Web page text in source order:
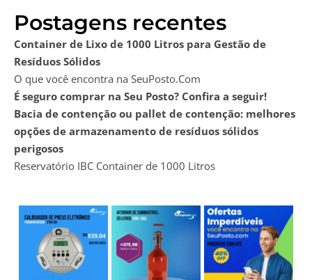
Postagens recentes
Container de Lixo de 1000 Litros para Gestão de
Resíduos Sólidos
O que você encontra na SeuPosto.Com
É seguro comprar na Seu Posto? Confira a seguir!
Bacia de contenção ou pallet de contenção: melhores
opções de armazenamento de resíduos sólidos
perigosos
Reservatório IBC Container de 1000 Litros